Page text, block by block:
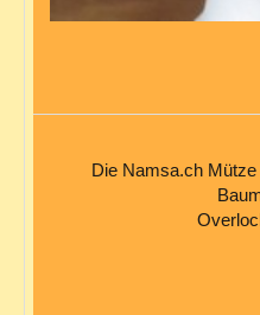
Die Namsa.ch